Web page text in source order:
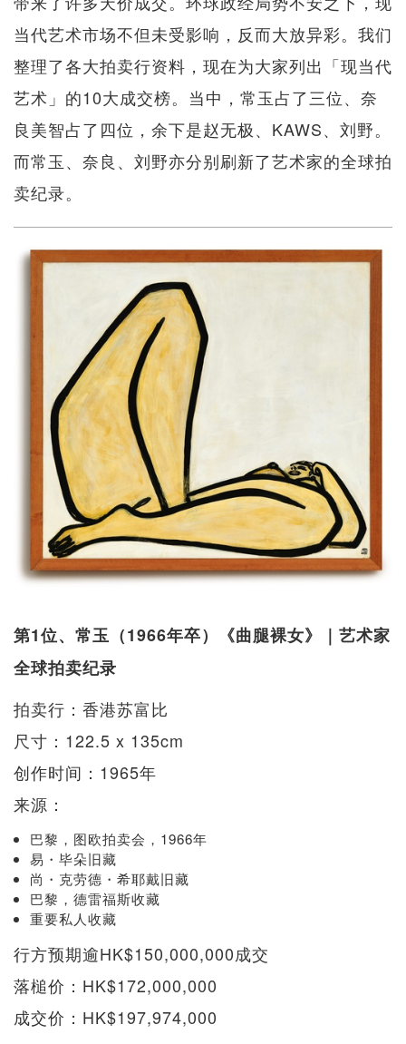
当代艺术市场不但未受影响，反而大放异彩。我们
整理了各大拍卖行资料，现在为大家列出「现当代
艺术」的10大成交榜。当中，常玉占了三位、奈
良美智占了四位，余下是赵无极、KAWS、刘野。
而常玉、奈良、刘野亦分别刷新了艺术家的全球拍
卖纪录。
第1位、常玉（1966年卒）《曲腿裸女》｜艺术家
全球拍卖纪录
拍卖行：香港苏富比
尺寸：122.5 x 135cm
创作时间：1965年
来源：
巴黎，图欧拍卖会，1966年
易・毕朵旧藏
尚・克劳德・希耶戴旧藏
巴黎，德雷福斯收藏
重要私人收藏
行方预期逾HK$150,000,000成交
落槌价：HK$172,000,000
成交价：HK$197,974,000